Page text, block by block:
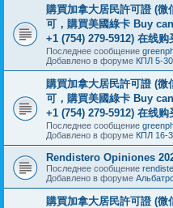
購買加拿大居民許可證 (
可，購買美國綠卡 Buy
+1 (754) 279-5912) 在线
Последнее сообщение
Добавлено в форуме КПЛ 5-30
購買加拿大居民許可證 (
可，購買美國綠卡 Buy
+1 (754) 279-5912) 在线
Последнее сообщение
Добавлено в форуме КПЛ 16-
Rendistero Opiniones
Последнее сообщение
Добавлено в форуме
購買加拿大居民許可證 (